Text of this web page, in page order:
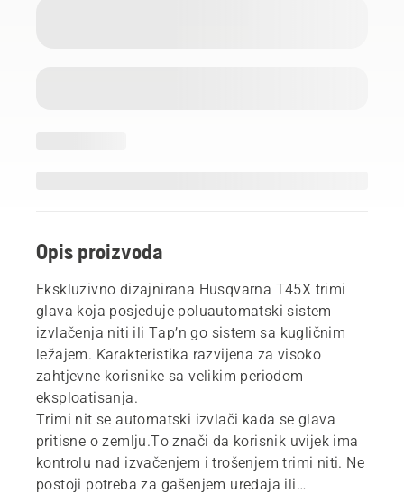
Opis proizvoda
Ekskluzivno dizajnirana Husqvarna T45X trimi
glava koja posjeduje poluautomatski sistem
izvlačenja niti ili Tap’n go sistem sa kugličnim
ležajem. Karakteristika razvijena za visoko
zahtjevne korisnike sa velikim periodom
eksploatisanja.
Trimi nit se automatski izvlači kada se glava
pritisne o zemlju.To znači da korisnik uvijek ima
kontrolu nad izvačenjem i trošenjem trimi niti. Ne
postoji potreba za gašenjem uređaja ili